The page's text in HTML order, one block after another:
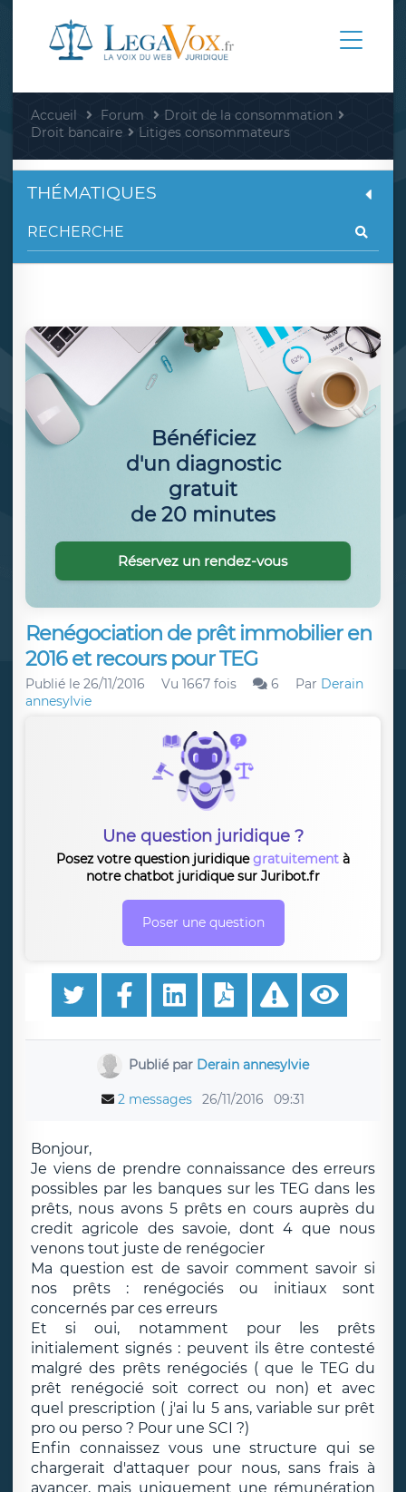
Accueil Forum
Droit de la consommation
Droit bancaire
Litiges consommateurs
Renégociation de prêt immobilier en
2016 et recours pour TEG
Publié le 26/11/2016 Vu 1667 fois 6 Par Derain
annesylvie
Une question juridique ?
Posez votre question juridiquegratuitement à
notre chatbot juridique sur Juribot.fr
Poser une question
Publié par Derain annesylvie
2 messages 26/11/2016 09:31
Bonjour,
Je viens de prendre connaissance des erreurs
possibles par les banques sur les TEG dans les
prêts, nous avons 5 prêts en cours auprès du
credit agricole des savoie, dont 4 que nous
venons tout juste de renégocier
Ma question est de savoir comment savoir si
nos prêts : renégociés ou initiaux sont
concernés par ces erreurs
Et si oui, notamment pour les prêts
initialement signés : peuvent ils être contesté
malgré des prêts renégociés ( que le TEG du
prêt renégocié soit correct ou non) et avec
quel prescription ( j'ai lu 5 ans, variable sur prêt
pro ou perso ? Pour une SCI ?)
Enfin connaissez vous une structure qui se
chargerait d'attaquer pour nous, sans frais à
avancer, mais uniquement une rémunération
THÉMATIQUES
Bénéficiez
d'un diagnostic
gratuit
de 20 minutes
Réservez un rendez-vous